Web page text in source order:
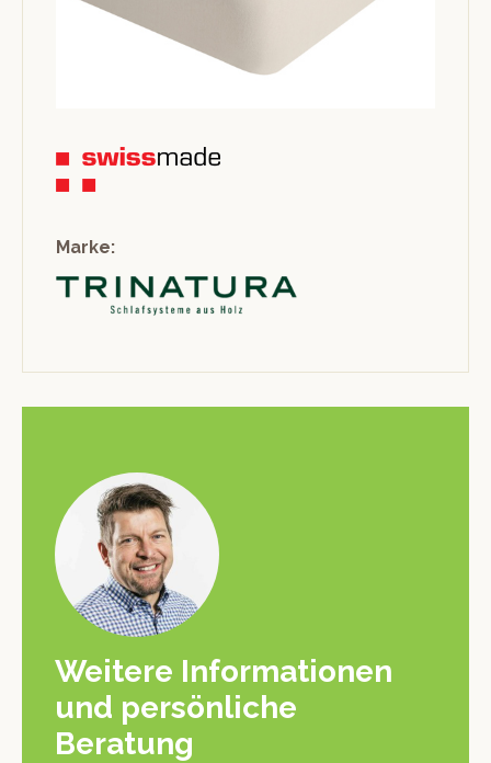
Marke:
Weitere Informationen
und persönliche
Beratung